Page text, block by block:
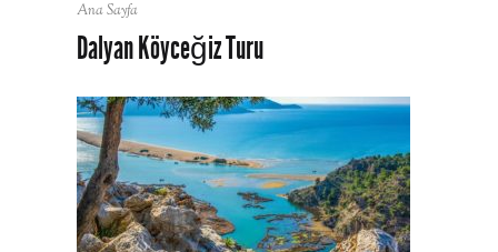
Ana Sayfa
Dalyan Köyceğiz Turu